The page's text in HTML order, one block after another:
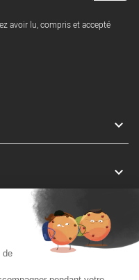
avoir lu, compris et accepté